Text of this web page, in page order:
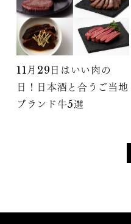
11月29日はいい肉の
日！日本酒と合うご当地
ブランド牛5選